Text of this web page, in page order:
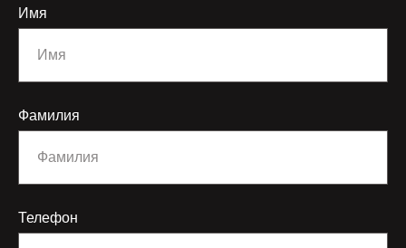
Имя
Фамилия
Телефон